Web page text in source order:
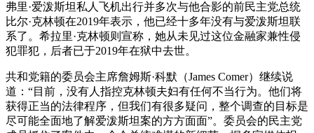
弗里·爱泼斯坦私人飞机出行并多次与他合影的前民主党总统
比尔·克林顿在2019年表示，他已经十多年没有与爱泼斯坦联
系了。希拉里·克林顿则宣称，她从未见过这位金融家兼性侵
犯罪犯，后者已于2019年在狱中去世。
共和党籍的委员会主席詹姆斯·科默（James Comer）继续说
道：“目前，没有人指控克林顿夫妇有任何不当行为。他们将
获得正当的法律程序，但我们有很多疑问，整个调查的目标是
尽可能全面地了解爱泼斯坦案的方方面面”。委员会的民主党